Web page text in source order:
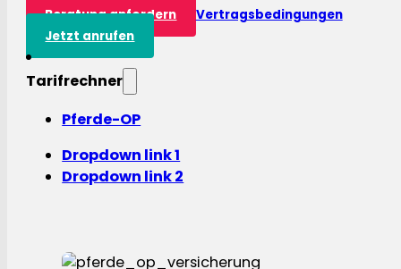
Beratung anfordern
Vertragsbedingungen
Jetzt anrufen
Tarifrechner
Pferde-OP
Dropdown link 1
Dropdown link 2